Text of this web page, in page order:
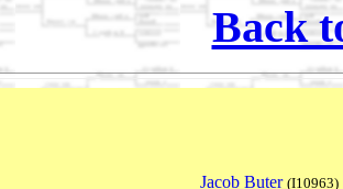
Back
Jacob Buter (I10963)